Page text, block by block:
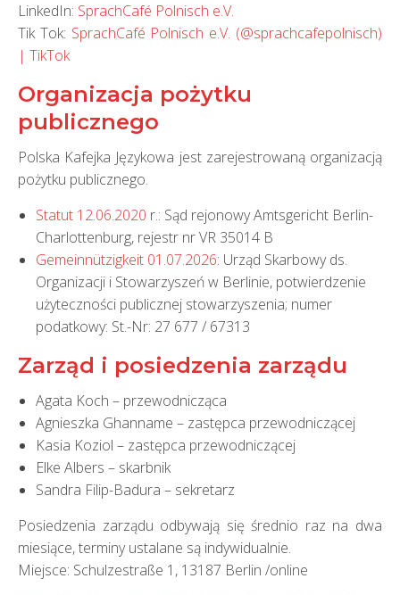
LinkedIn: SprachCafé Polnisch e.V.
Tik Tok: SprachCafé Polnisch e.V. (@sprachcafepolnisch)
| TikTok
Organizacja pożytku
publicznego
Polska Kafejka Językowa jest zarejestrowaną organizacją
pożytku publicznego.
Statut 12.06.2020 r.: Sąd rejonowy Amtsgericht Berlin-
Charlottenburg, rejestr nr VR 35014 B
Gemeinnützigkeit 01.07.2026: Urząd Skarbowy ds.
Organizacji i Stowarzyszeń w Berlinie, potwierdzenie
użyteczności publicznej stowarzyszenia; numer
podatkowy: St.-Nr: 27 677 / 67313
Zarząd i posiedzenia zarządu
Agata Koch – przewodnicząca
Agnieszka Ghanname – zastępca przewodniczącej
Kasia Koziol – zastępca przewodniczącej
Elke Albers – skarbnik
Sandra Filip-Badura – sekretarz
Posiedzenia zarządu odbywają się średnio raz na dwa
miesiące, terminy ustalane są indywidualnie.
Miejsce: Schulzestraße 1, 13187 Berlin /online